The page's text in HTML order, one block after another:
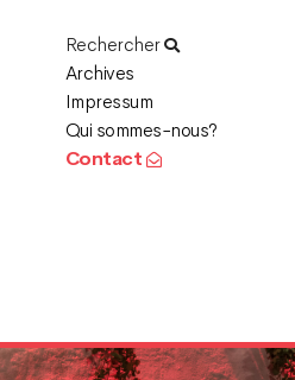
Rechercher
Archives
Impressum
Qui sommes-nous?
Contact